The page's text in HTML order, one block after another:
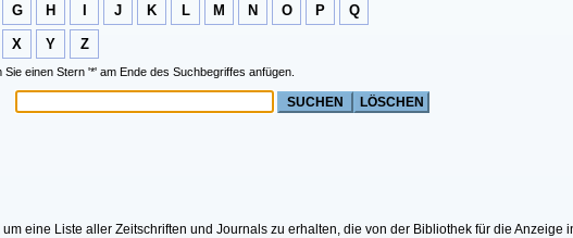
G H I J K L M N O P Q
X Y Z
einen Stern '*' am Ende des Suchbegriffes anfügen.
um eine Liste aller Zeitschriften und Journals zu erhalten, die von der Bibliothek für die